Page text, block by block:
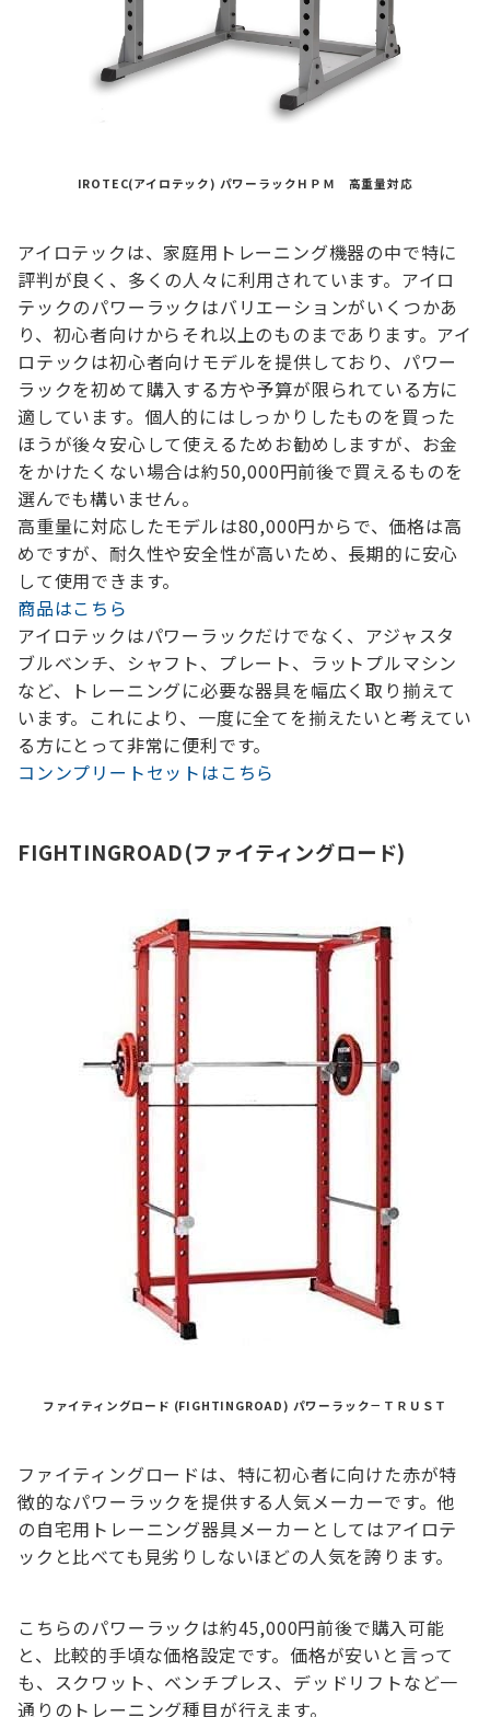
IROTEC(アイロテック) パワーラックＨＰＭ 高重量対応
アイロテックは、家庭用トレーニング機器の中で特に
評判が良く、多くの人々に利用されています。アイロ
テックのパワーラックはバリエーションがいくつかあ
り、初心者向けからそれ以上のものまであります。 アイ
ロテックは初心者向けモデルを提供しており、パワー
ラックを初めて購入する方や予算が限られている方に
適しています。個人的にはしっかりしたものを買った
ほうが後々安心して使えるためお勧めしますが、お金
をかけたくない場合は約50,000円前後で買えるものを
選んでも構いません。
高重量に対応したモデルは80,000円からで、価格は高
めですが、耐久性や安全性が高いため、長期的に安心
して使用できます。
商品はこちら
アイロテックはパワーラックだけでなく、アジャスタ
ブルベンチ、シャフト、プレート、ラットプルマシン
など、トレーニングに必要な器具を幅広く取り揃えて
います。これにより、一度に全てを揃えたいと考えてい
る方にとって非常に便利です。
コンンプリートセットはこちら
FIGHTINGROAD(ファイティングロード)
ファイティングロード (FIGHTINGROAD) パワーラック－ＴＲＵＳＴ
ファイティングロードは、特に初心者に向けた赤が特
徴的なパワーラックを提供する人気メーカーです。他
の自宅用トレーニング器具メーカーとしてはアイロテ
ックと比べても見劣りしないほどの人気を誇ります。
こちらのパワーラックは約45,000円前後で購入可能
と、比較的手頃な価格設定です。価格が安いと言って
も、スクワット、ベンチプレス、デッドリフトなど一
通りのトレーニング種目が行えます。